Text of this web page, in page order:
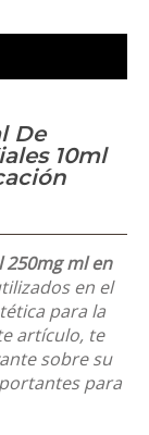
De
10ml
250mg ml en
en el
para la
artículo, te
sobre su
para